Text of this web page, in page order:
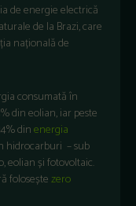
de energie electrică
de la Brazi, care
națională de
consumată în
din eolian, iar peste
dinenergia
hidrocarburi – sub
eolian și fotovoltaic.
foloseștezero